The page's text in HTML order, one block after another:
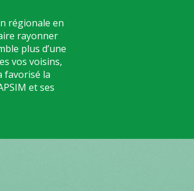
régionale en
rayonner
plus d’une
vos voisins,
favorisé la
et ses